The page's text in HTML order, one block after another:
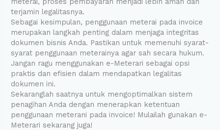
terjamin legalitasnya.
Sebagai kesimpulan, penggunaan meterai pada invoice
merupakan langkah penting dalam menjaga integritas
dokumen bisnis Anda. Pastikan untuk memenuhi syarat-
syarat penggunaan meterainya agar sah secara hukum.
Jangan ragu menggunakan e-Meterari sebagai opsi
praktis dan efisien dalam mendapatkan legalitas
dokumen ini.
Sekaranglah saatnya untuk mengoptimalkan sistem
penagihan Anda dengan menerapkan ketentuan
penggunaan meterani pada invoice! Mulailah gunakan e-
Meterari sekarang juga!